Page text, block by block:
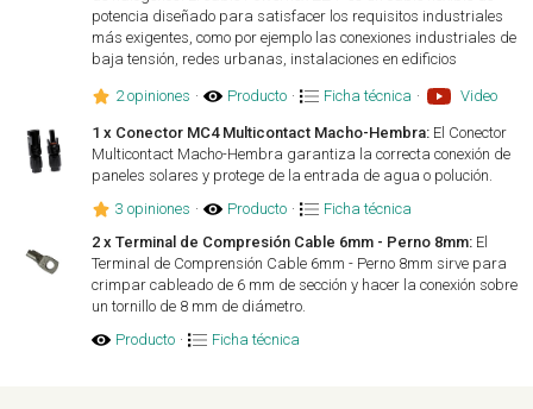
potencia diseñado para satisfacer los requisitos industriales
más exigentes, como por ejemplo las conexiones industriales de
baja tensión, redes urbanas, instalaciones en edificios
2 opiniones · Producto · Ficha técnica · Video
1 x Conector MC4 Multicontact Macho-Hembra: El Conector
Multicontact Macho-Hembra garantiza la correcta conexión de
paneles solares y protege de la entrada de agua o polución.
3 opiniones · Producto ·
Ficha técnica
2 x Terminal de Compresión Cable 6mm - Perno 8mm: El
Terminal de Comprensión Cable 6mm - Perno 8mm sirve para
crimpar cableado de 6 mm de sección y hacer la conexión sobre
un tornillo de 8 mm de diámetro.
Producto · Ficha técnica